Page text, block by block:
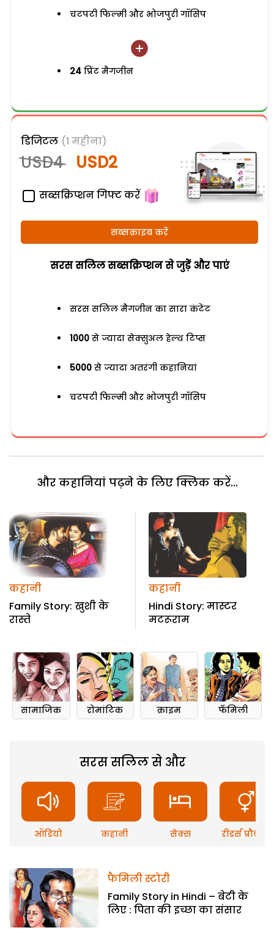
चटपटी फिल्मी और भोजपुरी गॉसिप
24 प्रिंट मैगजीन
डिजिटल (1 महीना)
USD4 USD2
सब्सक्रिप्शन गिफ्ट करें
सब्सक्राइब करें
सरस सलिल सब्सक्रिप्शन से जुड़ेें और पाएं
सरस सलिल मैगजीन का सारा कंटेंट
1000 से ज्यादा सेक्सुअल हेल्थ टिप्स
5000 से ज्यादा अतरंगी कहानियां
चटपटी फिल्मी और भोजपुरी गॉसिप
और कहानियां पढ़ने के लिए क्लिक करें...
कहानी
Family Story: खुशी के
रास्ते
कहानी
Hindi Story: मास्टर
मटरूराम
सामाजिक रोमांटिक क्राइम फॅमिली
सरस सलिल से और
ऑडियो कहानी सेक्स रीडर्स प्रौब्लम
फैमिली स्टोरी
Family Story in Hindi – बेटी के
लिए : पिता की इच्छा का संसार